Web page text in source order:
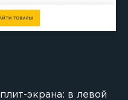
экрана: в левой